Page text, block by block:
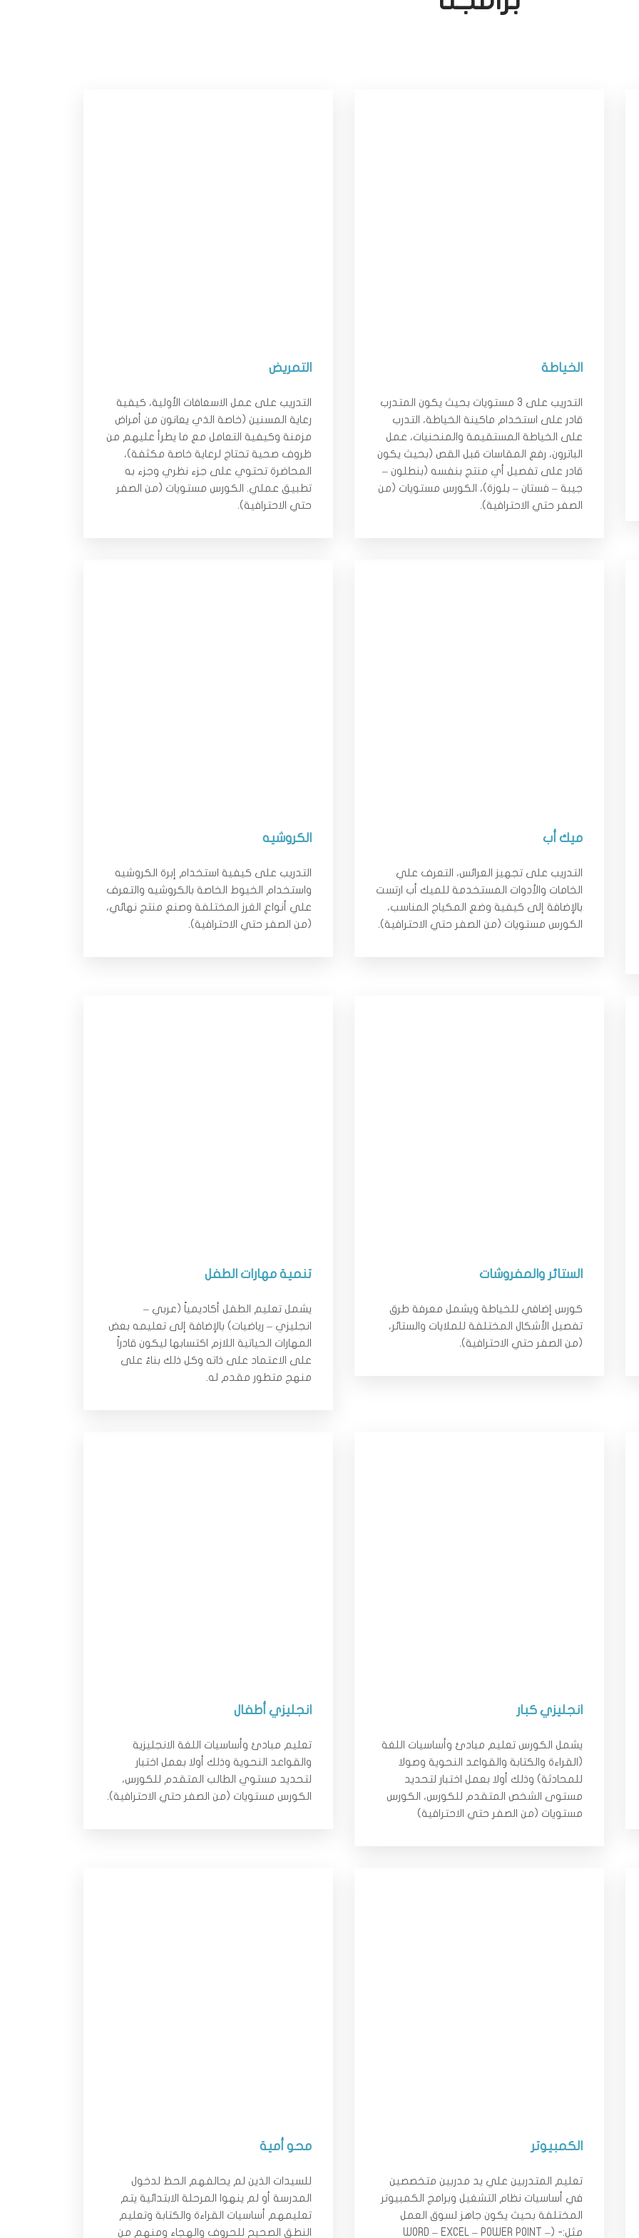
الخياطة
التدريب على 3 مستويات بحيث يكون المتدرب
قادر على استخدام ماكينة الخياطة، التدرب
على الخياطة المستقيمة والمنحنيات، عمل
الباترون، رفع المقاسات قبل القص (بحيث يكون
قادر على تفصيل أي منتج بنفسه (بنطلون –
جيبة – فستان – بلوزة)، الكورس مستويات (من
الصفر حتي الاحترافية).
التمريض
التدريب على عمل الاسعافات الأولية، كيفية
رعاية المسنين (خاصة الذي يعانون من أمراض
مزمنة وكيفية التعامل مع ما يطرأ عليهم من
ظروف صحية تحتاج لرعاية خاصة مكثفة)،
المحاضرة تحتوي على جزء نظري وجزء به
تطبيق عملي. الكورس مستويات (من الصفر
حتي الاحترافية).
ميك أب
التدريب على تجهيز العرائس، التعرف علي
الخامات والأدوات المستخدمة للميك أب ارتست
بالإضافة إلى كيفية وضع المكياج المناسب،
الكورس مستويات (من الصفر حتي الاحترافية).
الكروشيه
التدريب على كيفية استخدام إبرة الكروشيه
واستخدام الخيوط الخاصة بالكروشيه والتعرف
علي أنواع الغرز المختلفة وصنع منتج نهائي،
(من الصفر حتي الاحترافية).
الستائر والمفروشات
كورس إضافي للخياطة ويشمل معرفة طرق
تفصيل الأشكال المختلفة للملايات والستائر،
(من الصفر حتي الاحترافية).
تنمية مهارات الطفل
يشمل تعليم الطفل أكاديمياً (عربي –
انجليزي – رياضيات) بالإضافة إلى تعليمه بعض
المهارات الحياتية اللازم اكتسابها ليكون قادراً
على الاعتماد على ذاته وكل ذلك بناءً على
منهج متطور مقدم له.
انجليزي كبار
يشمل الكورس تعليم مبادئ وأساسيات اللغة
(القراءة والكتابة والقواعد النحوية وصولا
للمحادثة) وذلك أولا بعمل اختبار لتحديد
مستوى الشخص المتقدم للكورس، الكورس
مستويات (من الصفر حتي الاحترافية)
انجليزي أطفال
تعليم مبادئ وأساسيات اللغة الانجليزية
والقواعد النحوية وذلك أولا بعمل اختبار
لتحديد مستوي الطالب المتقدم للكورس،
الكورس مستويات (من الصفر حتي الاحترافية).
الكمبيوتر
تعليم المتدربين علي يد مدربين متخصصين
في أساسيات نظام التشغيل وبرامج الكمبيوتر
المختلفة بحيث يكون جاهز لسوق العمل
مثل:- (WORD – EXCEL – POWER POINT –
محو أمية
للسيدات الذين لم يحالفهم الحظ لدخول
المدرسة أو لم ينهوا المرحلة الابتدائية يتم
تعليمهم أساسيات القراءة والكتابة وتعليم
النطق الصحيح للحروف والهجاء ومنهم من